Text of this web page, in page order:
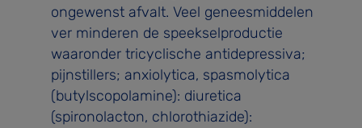
ongewenst afvalt. Veel geneesmiddelen
ver­ minderen de speekselproductie
waaronder tricyclische antidepressiva;
pijnstillers; anxiolytica, spasmolytica
(butyl­scopolamine): diuretica
(spironolacton, chlorothiazide):